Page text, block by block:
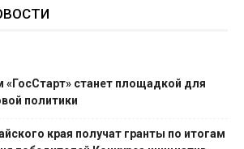
станет площадкой для
политики
края получат гранты по итогам